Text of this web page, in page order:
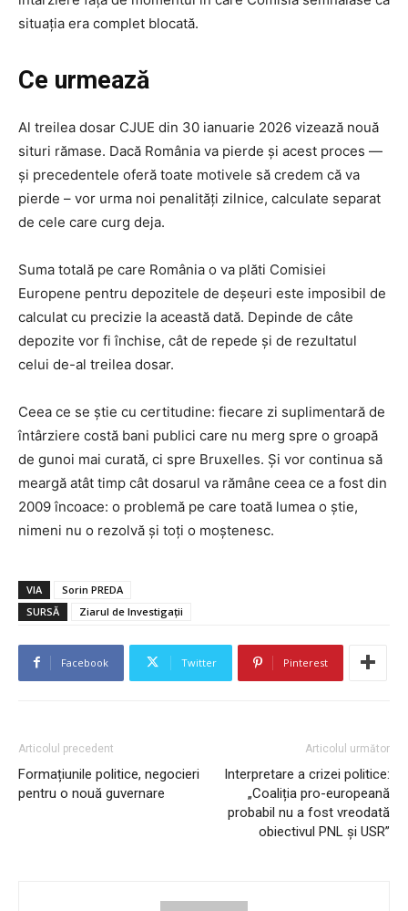
situația era complet blocată.
Ce urmează
Al treilea dosar CJUE din 30 ianuarie 2026 vizează nouă
situri rămase. Dacă România va pierde și acest proces —
și precedentele oferă toate motivele să credem că va
pierde – vor urma noi penalități zilnice, calculate separat
de cele care curg deja.
Suma totală pe care România o va plăti Comisiei
Europene pentru depozitele de deșeuri este imposibil de
calculat cu precizie la această dată. Depinde de câte
depozite vor fi închise, cât de repede și de rezultatul
celui de-al treilea dosar.
Ceea ce se știe cu certitudine: fiecare zi suplimentară de
întârziere costă bani publici care nu merg spre o groapă
de gunoi mai curată, ci spre Bruxelles. Și vor continua să
meargă atât timp cât dosarul va rămâne ceea ce a fost din
2009 încoace: o problemă pe care toată lumea o știe,
nimeni nu o rezolvă și toți o moștenesc.
VIA
Sorin PREDA
SURSĂ
Ziarul de Investigații
Facebook Twitter Pinterest
Articolul precedent
Formațiunile politice, negocieri
pentru o nouă guvernare
Articolul următor
Interpretare a crizei politice:
„Coaliția pro-europeană
probabil nu a fost vreodată
obiectivul PNL și USR”